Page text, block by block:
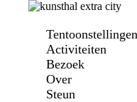
Tentoonstellingen
Activiteiten
Bezoek
Over
Steun